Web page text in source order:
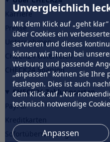
Unvergleichlich
Mit dem Klick auf „geht
über Cookies ein
servieren und dieses
können wir Ihnen bei
Werbung und passende
„anpassen” können Sie
festlegen. Dies ist auch
dem Klick auf „Nur
technisch notwendige
Anpassen
Karriere
Presse
Unternehmen
CHECK24 Österreich
CHECK24 Spanien
CHECK24 Zahlungsarten
PayPal
Sofortüberweisung